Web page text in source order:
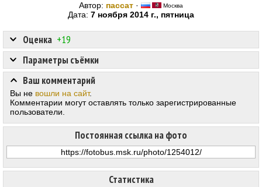
Автор: пассат · Москва
Дата: 7 ноября 2014 г., пятница
Статистика
Оценка +19
Постоянная ссылка на фото
Параметры съёмки
Ваш комментарий
Вы не вошли на сайт.
Комментарии могут оставлять только зарегистрированные
пользователи.